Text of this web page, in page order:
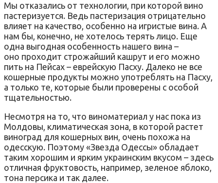
Мы отказались от технологии, при которой вино
пастеризуется. Ведь пастеризация отрицательно
влияет на качество, особенно на игристые вина. А
нам бы, конечно, не хотелось терять лицо. Еще
одна выгодная особенность нашего вина –
оно проходит строжайший кашрут и его можно
пить на Пейсах – еврейскую Пасху. Далеко не все
кошерные продукты можно употреблять на Пасху,
а только те, которые были проверены с особой
тщательностью.
Несмотря на то, что виноматериал у нас пока из
Молдовы, климатическая зона, в которой растет
виноград для кошерных вин, очень похожа на
одесскую. Поэтому «Звезда Одессы» обладает
таким хорошим и ярким украинским вкусом – здесь
отличная фруктовость, например, зеленое яблоко,
тона персика и так далее.